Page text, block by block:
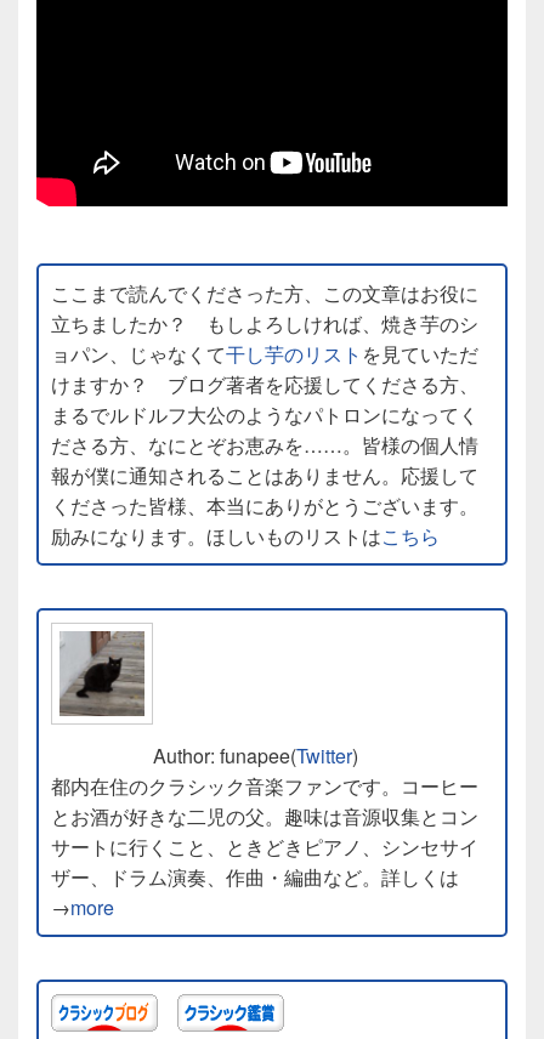
ここまで読んでくださった方、この文章はお役に
立ちましたか？ もしよろしければ、焼き芋のシ
ョパン、じゃなくて干し芋のリスト を見ていただ
けますか？ ブログ著者を応援してくださる方、
まるでルドルフ大公のようなパトロンになってく
ださる方、なにとぞお恵みを……。皆様の個人情
報が僕に通知されることはありません。応援して
くださった皆様、本当にありがとうございます。
励みになります。ほしいものリストはこちら
Author: funapee(Twitter)
都内在住のクラシック音楽ファンです。コーヒー
とお酒が好きな二児の父。趣味は音源収集とコン
サートに行くこと、ときどきピアノ、シンセサイ
ザー、ドラム演奏、作曲・編曲など。詳しくは
→more